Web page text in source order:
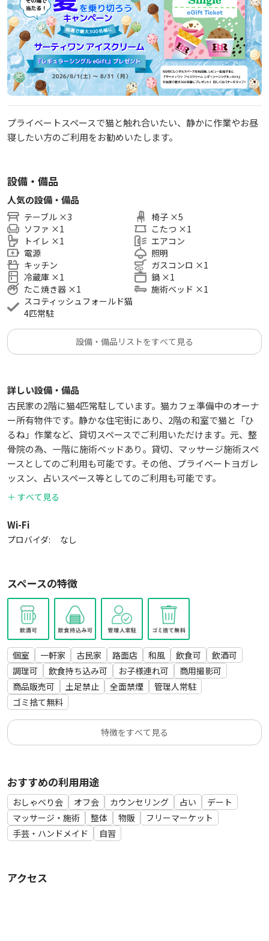
プライベートスペースで猫と触れ合いたい、静かに作業やお昼
寝したい方のご利用をお勧めいたします。
設備・備品
人気の設備・備品
テーブル ×3
ソファ ×1
トイレ ×1
電源
キッチン
冷蔵庫 ×1
たこ焼き器 ×1
スコティッシュフォールド猫
4匹常駐
椅子 ×5
こたつ ×1
エアコン
照明
ガスコンロ ×1
鍋 ×1
施術ベッド ×1
設備・備品リストをすべて見る
詳しい設備・備品
古民家の2階に猫4匹常駐しています。猫カフェ準備中のオーナ
ー所有物件です。静かな住宅街にあり、2階の和室で猫と「ひ
るね」作業など、貸切スペースでご利用いただけます。元、整
骨院の為、一階に施術ベッドあり。貸切、マッサージ施術スペ
ースとしてのご利用も可能です。その他、プライベートヨガレ
ッスン、占いスペース等としてのご利用も可能です。
＋ すべて見る
Wi-Fi
プロバイダ: なし
スペースの特徴
個室 一軒家 古民家 路面店 和風 飲食可
飲酒可
調理可
飲食持ち込み可 お子様連れ可
商用撮影可
商品販売可
土足禁止 全面禁煙
管理人常駐
ゴミ捨て無料
特徴をすべて見る
おすすめの利用用途
おしゃべり会 オフ会 カウンセリング 占い
デート
マッサージ・施術
整体 物販
フリーマーケット
手芸・ハンドメイド
自習
アクセス